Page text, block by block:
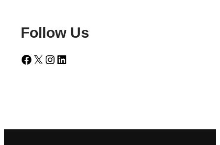
Follow Us
Facebook X Instagram LinkedIn